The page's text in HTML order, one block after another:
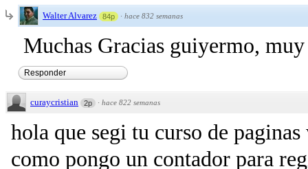
Walter Alvarez 84p · hace 832 semanas
Muchas Gracias guiyermo,
Responder
curaycristian 2p · hace 822 semanas
hola que segi tu curso de
como pongo un contador para